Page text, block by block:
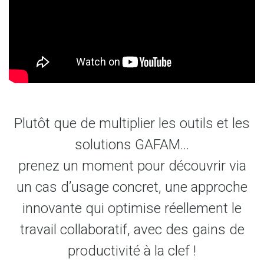
Plutôt que de multiplier les outils et les
solutions GAFAM…
prenez un moment pour découvrir via
un cas d’usage concret, une approche
innovante qui optimise réellement le
travail collaboratif, avec des gains de
productivité à la clef !